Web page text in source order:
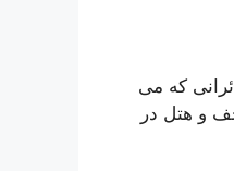
که می‌
و هتل در